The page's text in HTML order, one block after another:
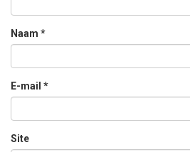
Naam *
E-mail *
Site